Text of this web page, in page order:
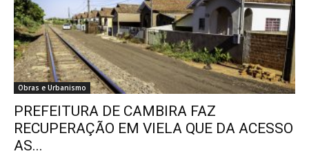
Obras e Urbanismo
PREFEITURA DE CAMBIRA FAZ
RECUPERAÇÃO EM VIELA QUE DA ACESSO
AS...